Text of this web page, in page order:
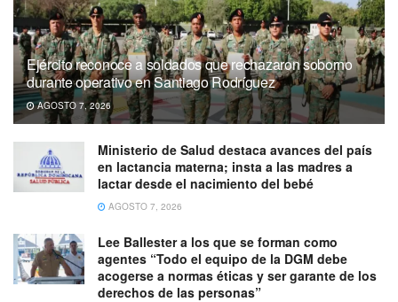
Ejército reconoce a soldados que rechazaron soborno
durante operativo en Santiago Rodríguez
AGOSTO 7, 2026
Ministerio de Salud destaca avances del país
en lactancia materna; insta a las madres a
lactar desde el nacimiento del bebé
AGOSTO 7, 2026
Lee Ballester a los que se forman como
agentes “Todo el equipo de la DGM debe
acogerse a normas éticas y ser garante de los
derechos de las personas”